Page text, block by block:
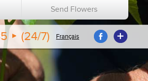
Send Flowers
(24/7) Français